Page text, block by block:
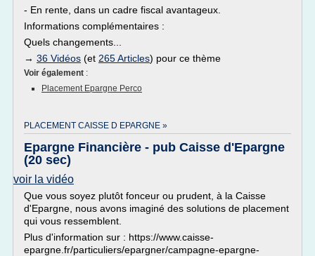
- En rente, dans un cadre fiscal avantageux.
Informations complémentaires :
Quels changements...
→ 36 Vidéos (et 265 Articles) pour ce thème
Voir également :
Placement Epargne Perco
PLACEMENT CAISSE D EPARGNE »
Epargne Financière - pub Caisse d'Epargne
(20 sec)
voir la vidéo
Que vous soyez plutôt fonceur ou prudent, à la Caisse
d'Epargne, nous avons imaginé des solutions de placement
qui vous ressemblent.
Plus d'information sur : https://www.caisse-
epargne.fr/particuliers/epargner/campagne-epargne-